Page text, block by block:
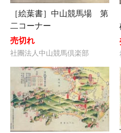
［絵葉書］中山競馬場 第
二コーナー
売切れ
社團法人中山競馬倶楽部